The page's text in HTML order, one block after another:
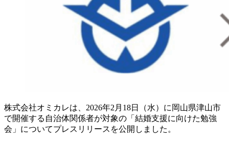
株式会社オミカレは、2026年2月18日（水）に岡山県津山市
で開催する自治体関係者が対象の「結婚支援に向けた勉強
会」についてプレスリリースを公開しました。